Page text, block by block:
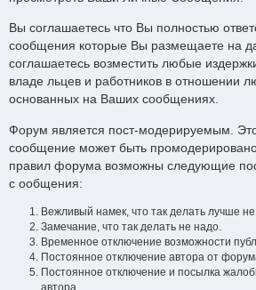
Вы соглашаетесь что Вы полностью
сообщения которые Вы размещаете на
соглашаетесь возместить любые
владе льцев и работников в отношении
основанных на Ваших сообщениях.
Форум является пост-модерируемым.
сообщение может быть
правил форума возможны следующие
с ообщения:
Вежливый намек, что так делать лучше
Замечание, что так делать не надо.
Временное отключение возможности
Постоянное отключение автора от
Постоянное отключение и посылка
автора.